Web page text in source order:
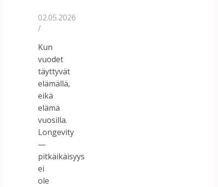
02.05.2026
/
Kun
vuodet
täyttyvät
elämällä,
eikä
elämä
vuosilla.
Longevity
—
pitkäikäisyys
ei
ole